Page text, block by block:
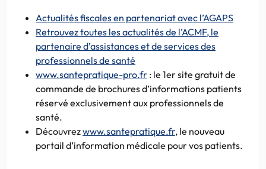
Actualités fiscales en partenariat avec l’AGAPS
Retrouvez toutes les actualités de l’ACMF, le
partenaire d’assistances et de services des
professionnels de santé
www.santepratique-pro.fr : le 1er site gratuit de
commande de brochures d’informations patients
réservé exclusivement aux professionnels de
santé.
Découvrezwww.santepratique.fr, le nouveau
portail d’information médicale pour vos patients.